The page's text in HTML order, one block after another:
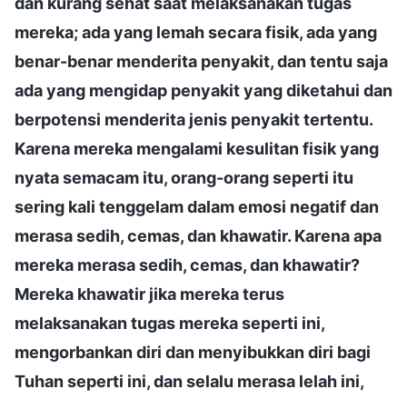
mereka; ada yang lemah secara fisik, ada yang
benar-benar menderita penyakit, dan tentu saja
ada yang mengidap penyakit yang diketahui dan
berpotensi menderita jenis penyakit tertentu.
Karena mereka mengalami kesulitan fisik yang
nyata semacam itu, orang-orang seperti itu
sering kali tenggelam dalam emosi negatif dan
merasa sedih, cemas, dan khawatir. Karena apa
mereka merasa sedih, cemas, dan khawatir?
Mereka khawatir jika mereka terus
melaksanakan tugas mereka seperti ini,
mengorbankan diri dan menyibukkan diri bagi
Tuhan seperti ini, dan selalu merasa lelah ini,